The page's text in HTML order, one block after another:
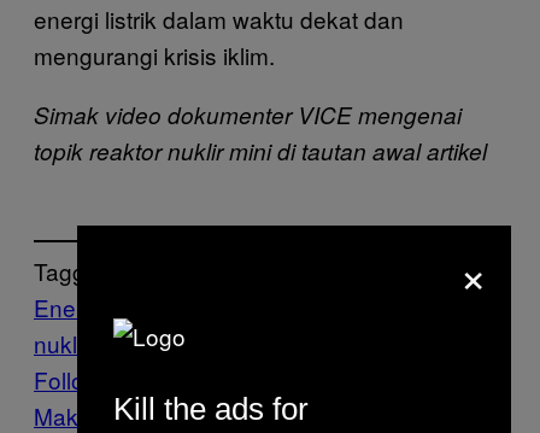
energi listrik dalam waktu dekat dan
mengurangi krisis iklim.
Simak video dokumenter VICE mengenai
topik reaktor nuklir mini di tautan awal artikel
Tagged:
Energi Nuklir
nuklir
Follow Us On Discover
Make Us Preferred In Top Stories
×
Kill the ads for